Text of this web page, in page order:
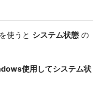
使うと システム状態 の
使用してシステム状